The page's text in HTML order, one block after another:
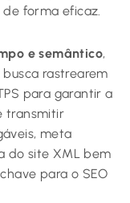
forma eficaz.
e semântico,
rastrearem
para garantir a
transmitir
meta
do site XML bem
para o SEO